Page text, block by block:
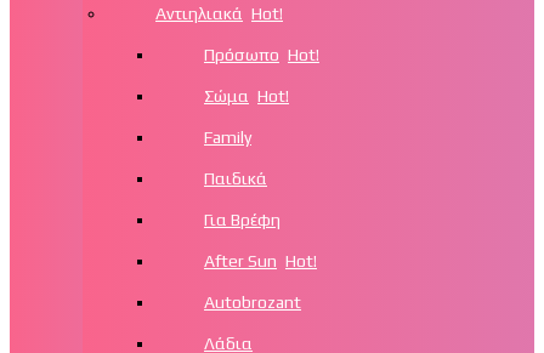
Αντιηλιακά Hot!
Πρόσωπο Hot!
Σώμα Hot!
Family
Παιδικά
Για Βρέφη
After Sun Hot!
Autobrozant
Λάδια